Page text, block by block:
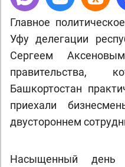
Главное
Уфу делегации
Сергеем
правительства,
Башкортостан
приехали
двустороннем
Насыщенный день